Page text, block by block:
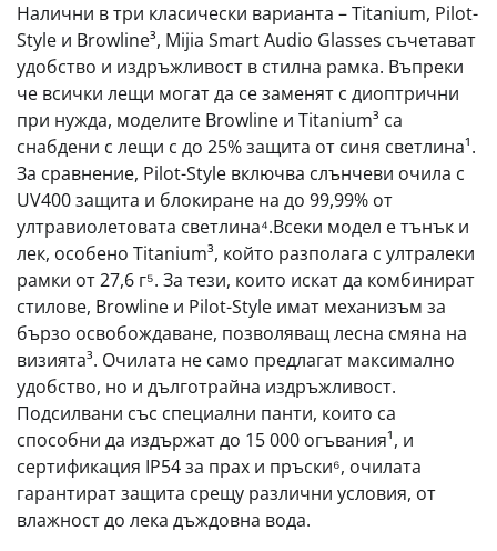
Налични в три класически варианта – Titanium, Pilot-
Style и Browline³, Mijia Smart Audio Glasses съчетават
удобство и издръжливост в стилна рамка. Въпреки
че всички лещи могат да се заменят с диоптрични
при нужда, моделите Browline и Titanium³ са
снабдени с лещи с до 25% защита от синя светлина¹.
За сравнение, Pilot-Style включва слънчеви очила с
UV400 защита и блокиране на до 99,99% от
ултравиолетовата светлина⁴.Всеки модел е тънък и
лек, особено Titanium³, който разполага с ултралеки
рамки от 27,6 г⁵. За тези, които искат да комбинират
стилове, Browline и Pilot-Style имат механизъм за
бързо освобождаване, позволяващ лесна смяна на
визията³. Очилата не само предлагат максимално
удобство, но и дълготрайна издръжливост.
Подсилвани със специални панти, които са
способни да издържат до 15 000 огъвания¹, и
сертификация IP54 за прах и пръски⁶, очилата
гарантират защита срещу различни условия, от
влажност до лека дъждовна вода.